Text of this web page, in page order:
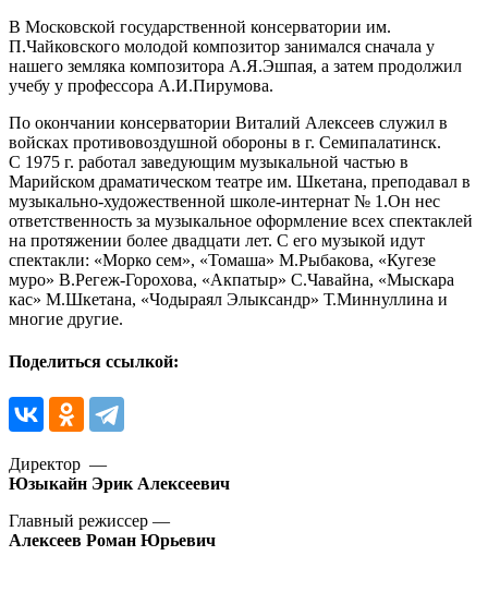
В Московской государственной консерватории им.
П.Чайковского молодой композитор занимался сначала у
нашего земляка композитора А.Я.Эшпая, а затем продолжил
учебу у профессора А.И.Пирумова.
По окончании консерватории Виталий Алексеев служил в
войсках противовоздушной обороны в г. Семипалатинск.
С 1975 г. работал заведующим музыкальной частью в
Марийском драматическом театре им. Шкетана, преподавал в
музыкально-художественной школе-интернат № 1.Он нес
ответственность за музыкальное оформление всех спектаклей
на протяжении более двадцати лет. С его музыкой идут
спектакли: «Морко сем», «Томаша» М.Рыбакова, «Кугезе
муро» В.Регеж-Горохова, «Акпатыр» С.Чавайна, «Мыскара
кас» М.Шкетана, «Чодыраял Элыксандр» Т.Миннуллина и
многие другие.
Поделиться ссылкой:
Директор —
Юзыкайн Эрик Алексеевич
Главный режиссер —
Алексеев Роман Юрьевич